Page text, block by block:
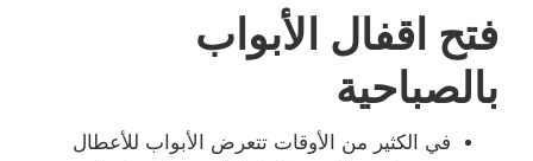
فتح اقفال الأبواب
بالصباحية
في الكثير من الأوقات تتعرض الأبواب للأعطال